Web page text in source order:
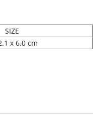
SIZE
x 6.0 cm